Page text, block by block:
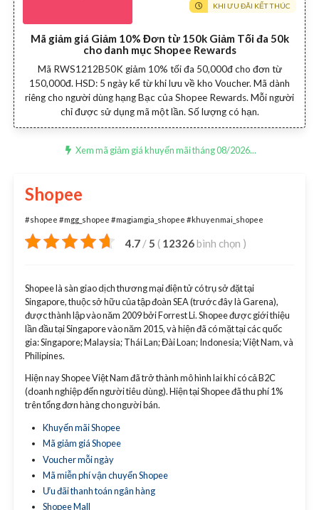
Mã giảm giá Giảm 10% Đơn từ 150k Giảm Tối đa 50k
cho danh mục Shopee Rewards
Mã RWS1212B50K giảm 10% tối đa 50,000đ cho đơn từ
150,000đ. HSD: 5 ngày kể từ khi lưu về kho Voucher. Mã dành
riêng cho người dùng hạng Bạc của Shopee Rewards. Mỗi người
chỉ được sử dụng mã một lần. Số lượng có hạn.
KHI ƯU ĐÃI KẾT THÚC
Xem mã giảm giá khuyến mãi tháng 08/2026...
Shopee
#shopee #mgg_shopee #magiamgia_shopee #khuyenmai_shopee
4.7 / 5 ( 12326bình chọn )
Shopee là sàn giao dịch thương mại điện tử có trụ sở đặt tại
Singapore, thuộc sở hữu của tập đoàn SEA (trước đây là Garena),
được thành lập vào năm 2009 bởi Forrest Li. Shopee được giới thiệu
lần đầu tại Singapore vào năm 2015, và hiện đã có mặt tại các quốc
gia: Singapore; Malaysia; Thái Lan; Đài Loan; Indonesia; Việt Nam, và
Philipines.
Hiện nay Shopee Việt Nam đã trở thành mô hình lai khi có cả B2C
(doanh nghiệp đến người tiêu dùng). Hiện tại Shopee đã thu phí 1%
trên tổng đơn hàng cho người bán.
Khuyến mãi Shopee
Mã giảm giá Shopee
Voucher mỗi ngày
Mã miễn phí vận chuyển Shopee
Ưu đãi thanh toán ngân hàng
Shopee Mall